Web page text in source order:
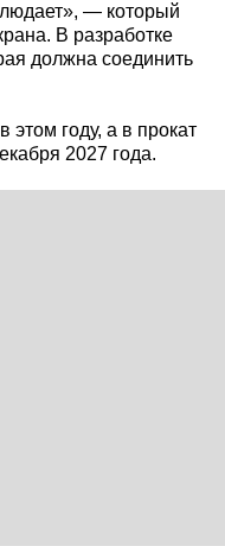
— который
В разработке
должна соединить
году, а в прокат
2027 года.